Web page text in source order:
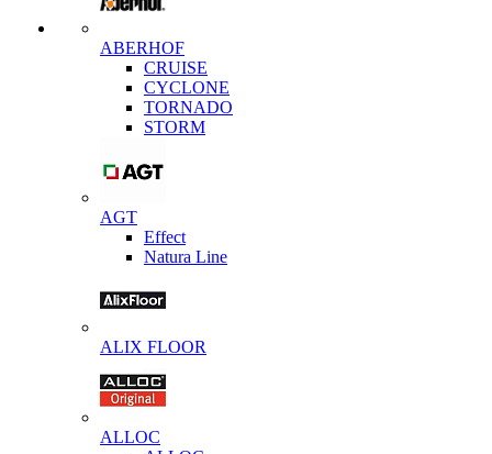
ABERHOF
CRUISE
CYCLONE
TORNADO
STORM
AGT
Effect
Natura Line
ALIX FLOOR
ALLOC